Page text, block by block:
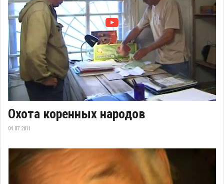
Охота коренных народов
04.07.2011